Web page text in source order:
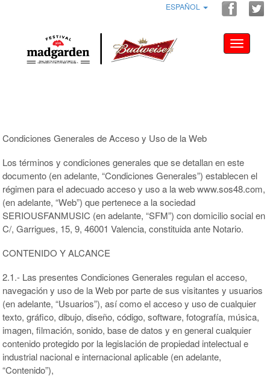
ESPAÑOL
Toggle
Condiciones Generales de Acceso y Uso de la Web
Los términos y condiciones generales que se detallan en este
documento (en adelante, “Condiciones Generales”) establecen el
régimen para el adecuado acceso y uso a la web www.sos48.com,
(en adelante, “Web”) que pertenece a la sociedad
SERIOUSFANMUSIC (en adelante, “SFM”) con domicilio social en
C/, Garrigues, 15, 9, 46001 Valencia, constituida ante Notario.
CONTENIDO Y ALCANCE
2.1.- Las presentes Condiciones Generales regulan el acceso,
navegación y uso de la Web por parte de sus visitantes y usuarios
(en adelante, “Usuarios”), así como el acceso y uso de cualquier
texto, gráfico, dibujo, diseño, código, software, fotografía, música,
imagen, filmación, sonido, base de datos y en general cualquier
contenido protegido por la legislación de propiedad intelectual e
industrial nacional e internacional aplicable (en adelante,
“Contenido”),